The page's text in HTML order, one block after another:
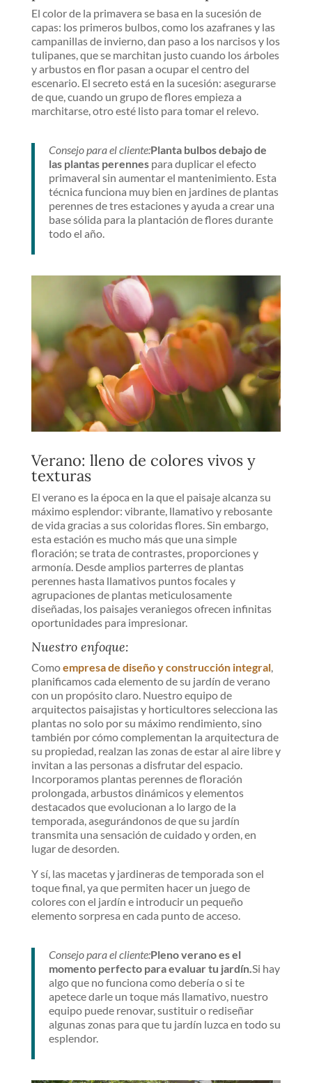
El color de la primavera se basa en la sucesión de
capas: los primeros bulbos, como los azafranes y las
campanillas de invierno, dan paso a los narcisos y los
tulipanes, que se marchitan justo cuando los árboles
y arbustos en flor pasan a ocupar el centro del
escenario. El secreto está en la sucesión: asegurarse
de que, cuando un grupo de flores empieza a
marchitarse, otro esté listo para tomar el relevo.
Consejo para el cliente:Planta bulbos debajo de
las plantas perennespara duplicar el efecto
primaveral sin aumentar el mantenimiento. Esta
técnica funciona muy bien en jardines de plantas
perennes de tres estaciones y ayuda a crear una
base sólida para la plantación de flores durante
todo el año.
Verano: lleno de colores vivos y
texturas
El verano es la época en la que el paisaje alcanza su
máximo esplendor: vibrante, llamativo y rebosante
de vida gracias a sus coloridas flores. Sin embargo,
esta estación es mucho más que una simple
floración; se trata de contrastes, proporciones y
armonía. Desde amplios parterres de plantas
perennes hasta llamativos puntos focales y
agrupaciones de plantas meticulosamente
diseñadas, los paisajes veraniegos ofrecen infinitas
oportunidades para impresionar.
Nuestro enfoque:
Comoempresa de diseño y construcción integral,
planificamos cada elemento de su jardín de verano
con un propósito claro. Nuestro equipo de
arquitectos paisajistas y horticultores selecciona las
plantas no solo por su máximo rendimiento, sino
también por cómo complementan la arquitectura de
su propiedad, realzan las zonas de estar al aire libre y
invitan a las personas a disfrutar del espacio.
Incorporamos plantas perennes de floración
prolongada, arbustos dinámicos y elementos
destacados que evolucionan a lo largo de la
temporada, asegurándonos de que su jardín
transmita una sensación de cuidado y orden, en
lugar de desorden.
Y sí, las macetas y jardineras de temporada son el
toque final, ya que permiten hacer un juego de
colores con el jardín e introducir un pequeño
elemento sorpresa en cada punto de acceso.
Consejo para el cliente:Pleno verano es el
momento perfecto para evaluar tu jardín. Si hay
algo que no funciona como debería o si te
apetece darle un toque más llamativo, nuestro
equipo puede renovar, sustituir o rediseñar
algunas zonas para que tu jardín luzca en todo su
esplendor.